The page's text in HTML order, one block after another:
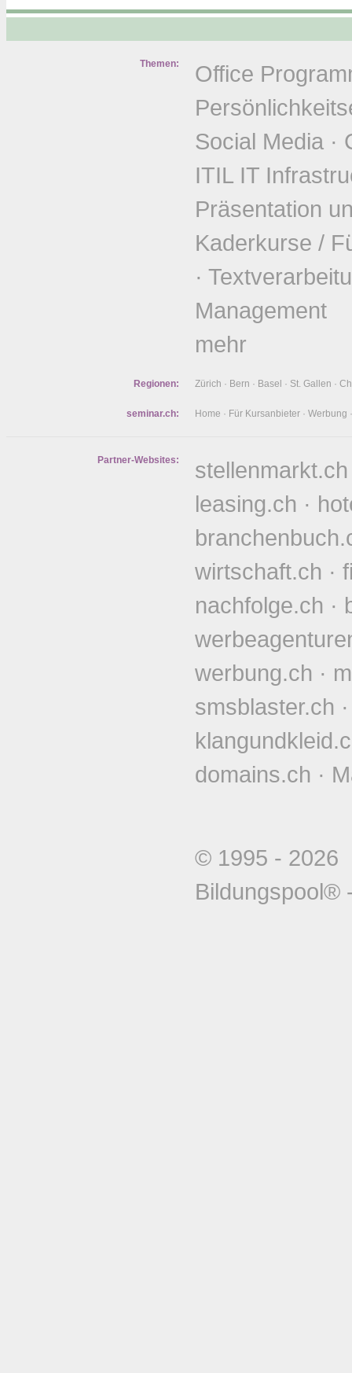
Themen:
Office
Social Media ·
ITIL IT
Präsentation
Kaderkurse /
·
Management
mehr
Regionen: Zürich · Bern · Basel · St. Gallen ·
seminar.ch: Home · Für Kursanbieter · Werbung
Partner-Websites: stellenmarkt.ch
leasing.ch ·
wirtschaft.ch ·
nachfolge.ch ·
werbung.ch ·
smsblaster.ch
domains.ch ·
© 1995 -
Bildungspool®